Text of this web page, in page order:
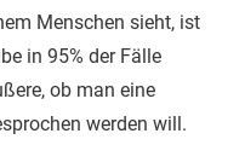
Menschen sieht, ist
in 95% der Fälle
ob man eine
werden will.